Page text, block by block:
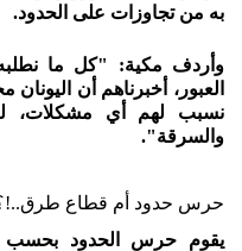
به من تجاوزات على الحدود.
وأردف مكية: "كل ما
العبور، أخبرناهم أن
نسبب لهم أي مشكلات،
والسرقة".
حرس حدود أم قطاع
يقوم حرس الحدود بحسب